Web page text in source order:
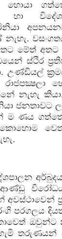
හොයා
හා
මේත් අතට
ස්ථිර
උණ්ඩියල්
නැහැ
ජනතාවට
ම ණය
කොහොම
ආණ්ඩු
අවස්ථාවෙන්
පරගලය
ඔවුන්ට
තරුණයන්